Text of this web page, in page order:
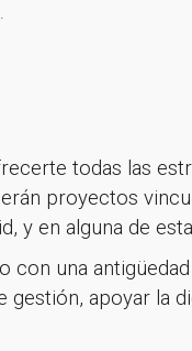
todas las
proyectos
y en alguna de
una
apoyar la